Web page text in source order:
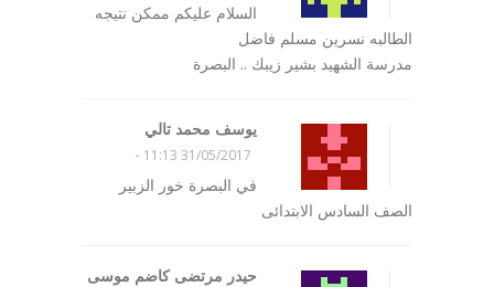
السلام عليكم ممكن نتيجه
الطالبه نسرين مسلم فاضل
مدرسة الشهيد بشير زيبك .. البصرة
يوسف محمد تالي
31/05/2017 11:13
-
في البصرة خور الزبير
الصف السادس الابتدائى
حيدر مرتضى كاضم موسى